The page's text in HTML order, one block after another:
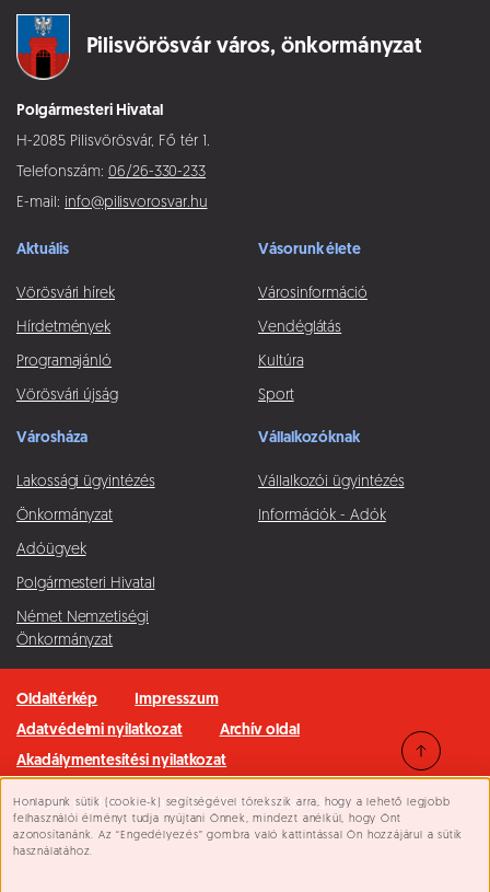
Süti beállítások
Honlapunk sütik (cookie-k) segítségével törekszik arra, hogy a lehető legjobb
felhasználói élményt tudja nyújtani Önnek, mindezt anélkül, hogy Önt
azonosítanánk. Az “Engedélyezés” gombra való kattintással Ön hozzájárul a sütik
használatához.
Pilisvörösvár város, önkormányzat
Polgármesteri Hivatal
H-2085 Pilisvörösvár, Fő tér 1.
Telefonszám: 06/26-330-233
E-mail: info@pilisvorosvar.hu
Aktuális
Vörösvári hírek
Hírdetmények
Programajánló
Vörösvári újság
Vásorunk élete
Városinformáció
Vendéglátás
Kultúra
Sport
Városháza
Lakossági ügyintézés
Önkormányzat
Adóügyek
Polgármesteri Hivatal
Német Nemzetiségi
Önkormányzat
Vállalkozóknak
Vállalkozói ügyintézés
Információk - Adók
Oldaltérkép
Impresszum
Adatvédelmi nyilatkozat
Archív oldal
Akadálymentesítési nyilatkozat
Minden jog fenntartva © 2026 Pilisvörösvár Város